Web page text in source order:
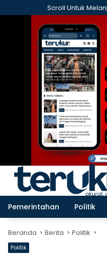
ke
Scroll Untuk
Pemerintahan Politik
Beranda Berita Politik
Politik